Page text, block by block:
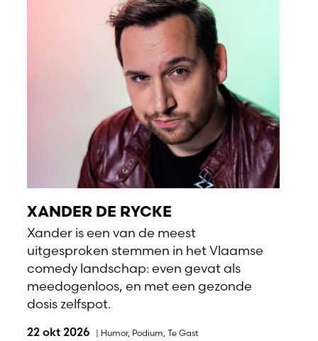
XANDER DE RYCKE
Xander is een van de meest
uitgesproken stemmen in het Vlaamse
comedy landschap: even gevat als
meedogenloos, en met een gezonde
dosis zelfspot.
22 okt 2026 | Humor, Podium, Te Gast